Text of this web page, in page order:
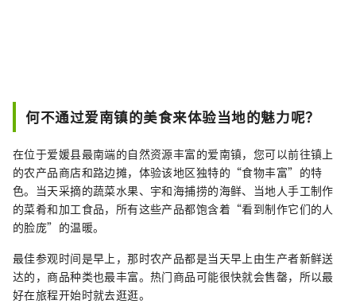
何不通过爱南镇的美食来体验当地的魅力呢？
在位于爱媛县最南端的自然资源丰富的爱南镇，您可以前往镇上
的农产品商店和路边摊，体验该地区独特的“食物丰富”的特
色。当天采摘的蔬菜水果、宇和海捕捞的海鲜、当地人手工制作
的菜肴和加工食品，所有这些产品都饱含着“看到制作它们的人
的脸庞”的温暖。
最佳参观时间是早上，那时农产品都是当天早上由生产者新鲜送
达的，商品种类也最丰富。热门商品可能很快就会售罄，所以最
好在旅程开始时就去逛逛。